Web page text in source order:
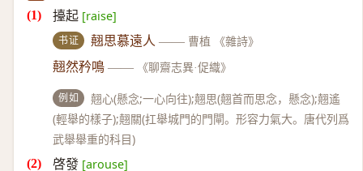
擡起 [raise]
书证 翹思慕遠人 —— 曹植 《雜詩》
翹然矜鳴 —— 《聊齋志異·促織》
例如
翹心(懸念;一心向往);翹思(翹首而思念，懸念);翹遙
(輕舉的樣子);翹關(扛舉城門的門閘。形容力氣大。唐代列爲
武舉舉重的科目)
啓發 [arouse]